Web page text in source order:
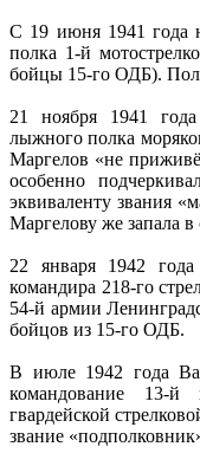
С 19 июня 1941 года
полка 1-й
бойцы 15-го ОДБ).
21 ноября 1941
лыжного полка
Маргелов «не
особенно
эквиваленту звания
Маргелову же запала в
22 января 1942
командира 218-го
54-й армии
бойцов из 15-го ОДБ.
В июле 1942 года
командование 13-й
гвардейской
звание